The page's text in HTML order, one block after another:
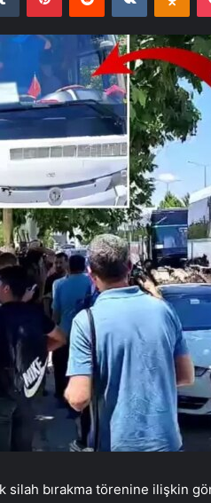
silah bırakma törenine ilişkin